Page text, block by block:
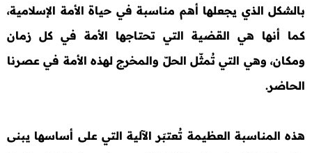
بالشكل الذي يجعلها أهم مناسبة في حياة الأمة الإسلامية،
كما أنها هي القضية التي تحتاجها الأمة في كل زمان
ومكان، وهي التي تُمثّل الحلّ والمخرج لهذه الأمة في عصرنا
الحاضر.
هذه المناسبة العظيمة تُعتبَر الآلية التي على أساسها يبنى